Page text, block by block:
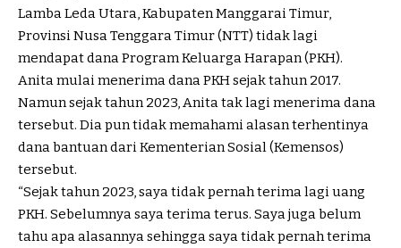
Lamba Leda Utara, Kabupaten Manggarai Timur,
Provinsi Nusa Tenggara Timur (NTT) tidak lagi
mendapat dana Program Keluarga Harapan (PKH).
Anita mulai menerima dana PKH sejak tahun 2017.
Namun sejak tahun 2023, Anita tak lagi menerima dana
tersebut. Dia pun tidak memahami alasan terhentinya
dana bantuan dari Kementerian Sosial (Kemensos)
tersebut.
“Sejak tahun 2023, saya tidak pernah terima lagi uang
PKH. Sebelumnya saya terima terus. Saya juga belum
tahu apa alasannya sehingga saya tidak pernah terima